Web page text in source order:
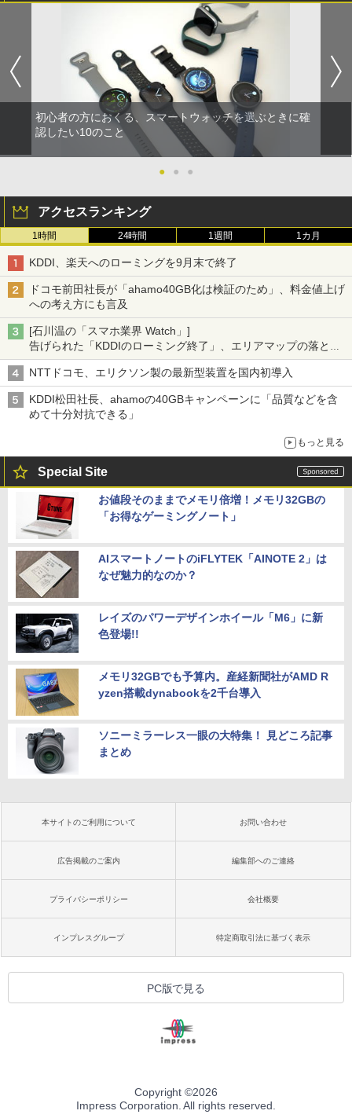
初心者の方におくる、スマートウォッチを選ぶときに確
認したい10のこと
● ● ●
アクセスランキング
1時間 24時間 1週間 1カ月
KDDI、楽天へのローミングを9月末で終了
ドコモ前田社長が「ahamo40GB化は検証のため」、料金値上げ
への考え方にも言及
[石川温の「スマホ業界 Watch」]
告げられた「KDDIのローミング終了」、エリアマップの落とし
穴と楽天モバイルの課題
NTTドコモ、エリクソン製の最新型装置を国内初導入
KDDI松田社長、ahamoの40GBキャンペーンに「品質などを含
めて十分対抗できる」
もっと見る
Special Site
お値段そのままでメモリ倍増！メモリ32GBの
「お得なゲーミングノート」
AIスマートノートのiFLYTEK「AINOTE 2」は
なぜ魅力的なのか？
レイズのパワーデザインホイール「M6」に新
色登場!!
メモリ32GBでも予算内。産経新聞社がAMD R
yzen搭載dynabookを2千台導入
ソニーミラーレス一眼の大特集！ 見どころ記事
まとめ
本サイトのご利用について お問い合わせ
広告掲載のご案内 編集部へのご連絡
プライバシーポリシー 会社概要
インプレスグループ 特定商取引法に基づく表示
PC版で見る
Copyright ©2026
Impress Corporation. All rights reserved.